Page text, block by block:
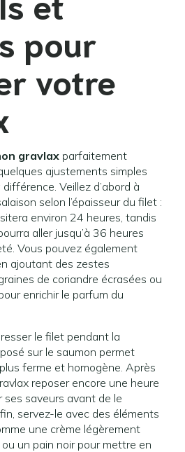
pour
votre
gravlax parfaitement
ajustements simples
Veillez d’abord à
selon l’épaisseur du filet :
environ 24 heures, tandis
aller jusqu’à 36 heures
Vous pouvez également
ajoutant des zestes
de coriandre écrasées ou
enrichir le parfum du
le filet pendant la
sur le saumon permet
ferme et homogène. Après
reposer encore une heure
ses saveurs avant de le
servez-le avec des éléments
une crème légèrement
un pain noir pour mettre en